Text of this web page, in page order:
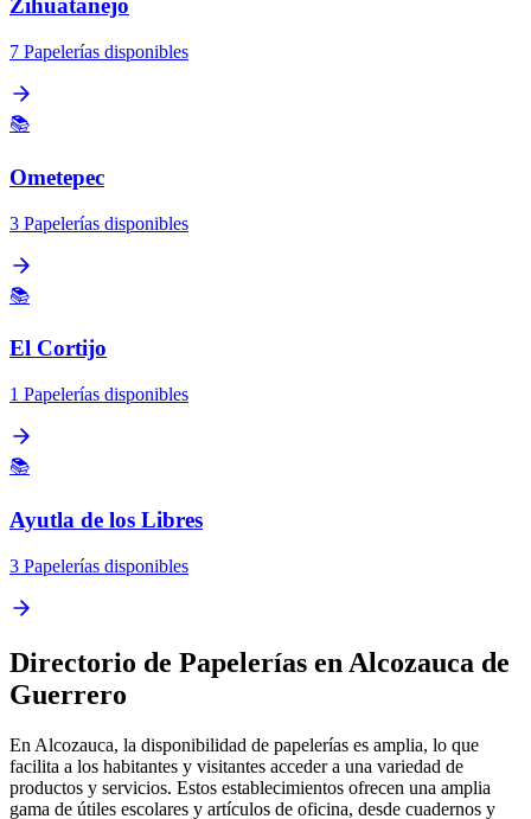
Zihuatanejo
7 Papelerías disponibles
📚
Ometepec
3 Papelerías disponibles
📚
El Cortijo
1 Papelerías disponibles
📚
Ayutla de los Libres
3 Papelerías disponibles
Directorio de Papelerías en Alcozauca de
Guerrero
En Alcozauca, la disponibilidad de papelerías es amplia, lo que
facilita a los habitantes y visitantes acceder a una variedad de
productos y servicios. Estos establecimientos ofrecen una amplia
gama de útiles escolares y artículos de oficina, desde cuadernos y